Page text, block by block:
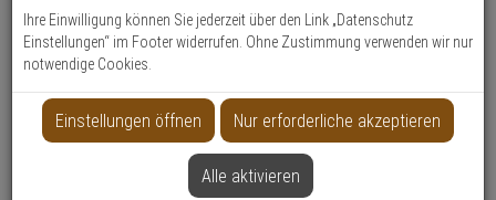
Suche
1
Produktmerkmale
Ihre Einwilligung können Sie jederzeit über den Link „Datenschutz
Einstellungen“ im Footer widerrufen. Ohne Zustimmung verwenden wir nur
notwendige Cookies.
Einstellungen öffnen Nur erforderliche akzeptieren
Alle aktivieren